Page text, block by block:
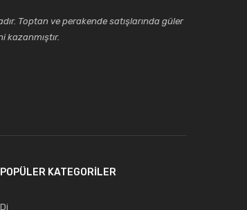
Toptan ve perakende satışlarında güler
kazanmıştır.
POPÜLER KATEGORİLER
Dj